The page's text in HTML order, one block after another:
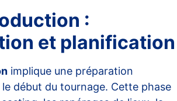
:
et planification
implique une préparation
début du tournage. Cette phase